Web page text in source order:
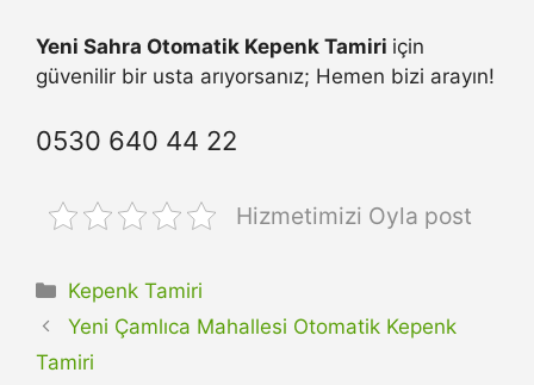
Yeni Sahra Otomatik Kepenk Tamiri için
güvenilir bir usta arıyorsanız; Hemen bizi arayın!
0530 640 44 22
Hizmetimizi Oyla post
Kategoriler
Kepenk Tamiri
Yeni Çamlıca Mahallesi Otomatik Kepenk
Tamiri